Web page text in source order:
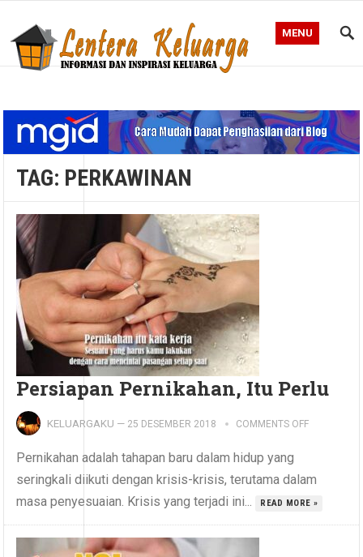
MENU
TAG: PERKAWINAN
Persiapan Pernikahan, Itu Perlu
KELUARGAKU — 25 DESEMBER 2018 COMMENTS OFF
Pernikahan adalah tahapan baru dalam hidup yang
seringkali diikuti dengan krisis-krisis, terutama dalam
masa penyesuaian. Krisis yang terjadi ini...
READ MORE »